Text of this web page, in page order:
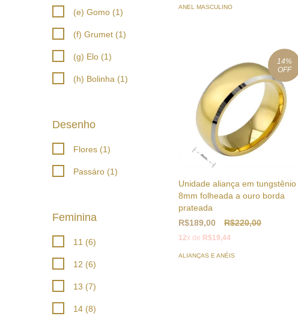
(e) Gomo (1)
(f) Grumet (1)
(g) Elo (1)
(h) Bolinha (1)
Desenho
Flores (1)
Passáro (1)
Feminina
11 (6)
12 (6)
13 (7)
14 (8)
ANEL MASCULINO
14%
OFF
Unidade aliança em tungstênio
8mm folheada a ouro borda
prateada
R$189,00
R$220,00
12x de R$19,44
ALIANÇAS E ANÉIS